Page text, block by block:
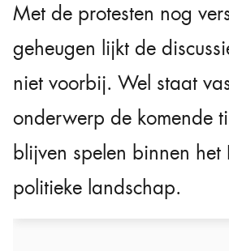
Met de protesten nog
geheugen lijkt de
niet voorbij. Wel staat
onderwerp de komende
blijven spelen binnen het
politieke landschap.